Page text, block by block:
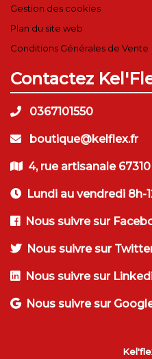
Gestion des cookies
Plan du site web
Conditions Générales de Vente
Contactez
0367101550
boutique@kelflex.fr
4, rue artisanale
Lundi au vendredi 8h-
Nous suivre sur
Nous suivre sur
Nous suivre sur
Nous suivre sur